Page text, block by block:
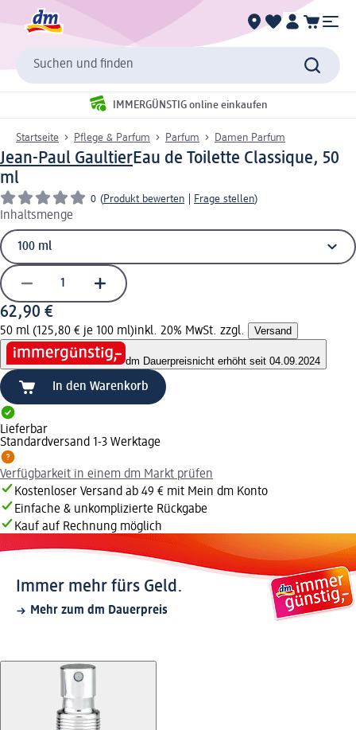
Suchen und finden
IMMERGÜNSTIG online einkaufen
Startseite Pflege & Parfum Parfum Damen Parfum
Jean-Paul GaultierEau de Toilette Classique, 50
ml
0 (Produkt bewerten Frage stellen)
Inhaltsmenge
62,90 €
50 ml (125,80 € je 100 ml)inkl. 20% MwSt. zzgl. Versand
dm Dauerpreisnicht erhöht seit 04.09.2024
In den Warenkorb
Lieferbar
Standardversand 1-3 Werktage
Verfügbarkeit in einem dm Markt prüfen
Kostenloser Versand ab 49 € mit Mein dm Konto
Einfache & unkomplizierte Rückgabe
Kauf auf Rechnung möglich
Immer mehr fürs Geld.
Mehr zum dm Dauerpreis